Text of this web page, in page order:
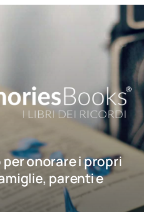
onorare i propri
parenti e